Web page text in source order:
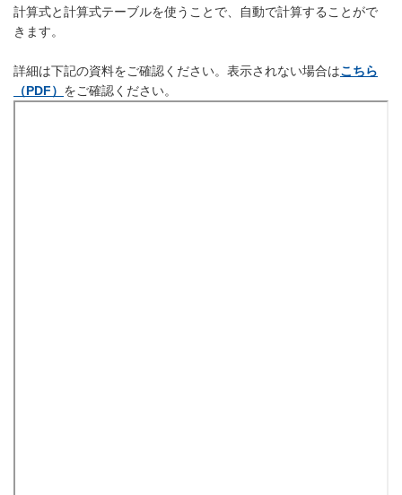
計算式と計算式テーブルを使うことで、自動で計算することがで
きます。
詳細は下記の資料をご確認ください。表示されない場合はこちら
（PDF） をご確認ください。